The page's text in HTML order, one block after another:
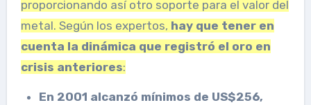
proporcionando así otro soporte para el valor del
metal. Según los expertos, hay que tener en
cuenta la dinámica que registró el oro en
crisis anteriores:
En 2001 alcanzó mínimos de US$256,